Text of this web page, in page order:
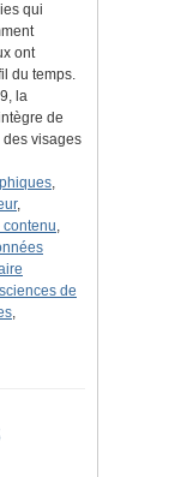
qui
ont
du temps.
la
de
visages
,
,
,
sciences de
,